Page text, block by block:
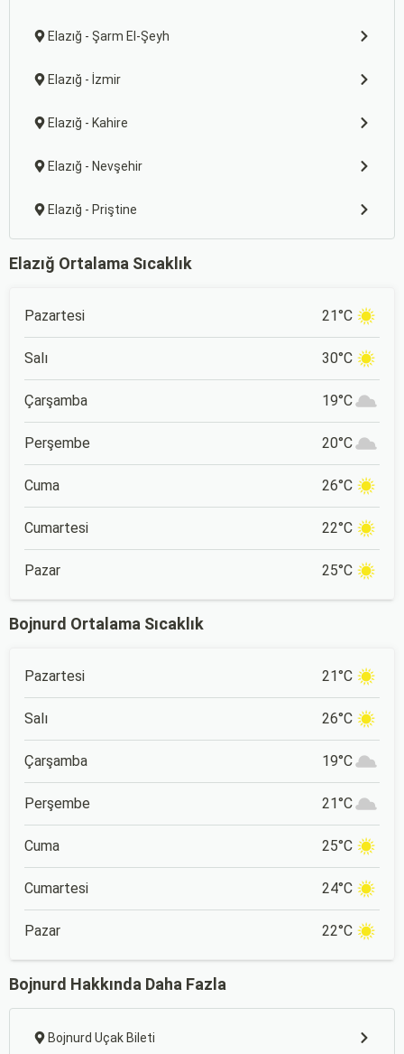
Elazığ - Şarm El-Şeyh
Elazığ - İzmir
Elazığ - Kahire
Elazığ - Nevşehir
Elazığ - Priştine
Elazığ Ortalama Sıcaklık
Pazartesi 21°C
Salı 30°C
Çarşamba 19°C
Perşembe 20°C
Cuma 26°C
Cumartesi 22°C
Pazar 25°C
Bojnurd Ortalama Sıcaklık
Pazartesi 21°C
Salı 26°C
Çarşamba 19°C
Perşembe 21°C
Cuma 25°C
Cumartesi 24°C
Pazar 22°C
Bojnurd Hakkında Daha Fazla
Bojnurd Uçak Bileti